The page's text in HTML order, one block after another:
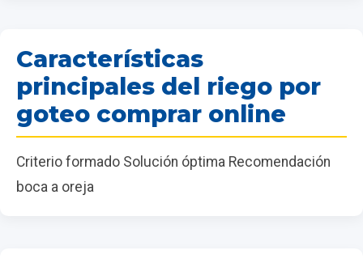
Características
principales del riego por
goteo comprar online
Criterio formado Solución óptima Recomendación
boca a oreja